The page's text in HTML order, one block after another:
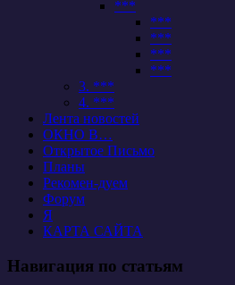
***
***
***
***
***
3. ***
4. ***
Лента новостей
ОКНО В…
Открытое Письмо
Планы
Рекомен-дуем
Форум
Я
КАРТА САЙТА
Навигация по статьям